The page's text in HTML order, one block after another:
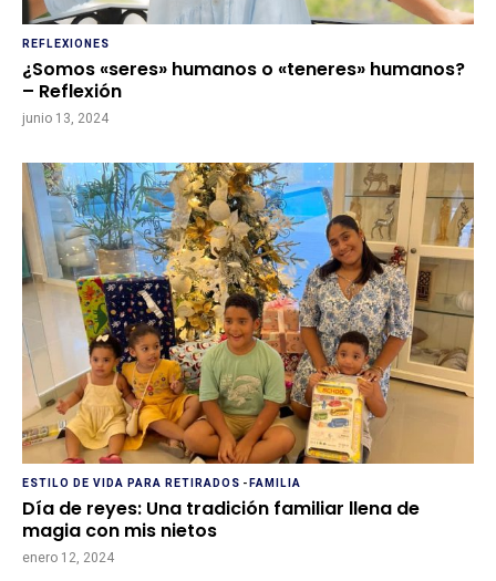
REFLEXIONES
¿Somos «seres» humanos o «teneres» humanos?
– Reflexión
junio 13, 2024
ESTILO DE VIDA PARA RETIRADOS -FAMILIA
Día de reyes: Una tradición familiar llena de
magia con mis nietos
enero 12, 2024